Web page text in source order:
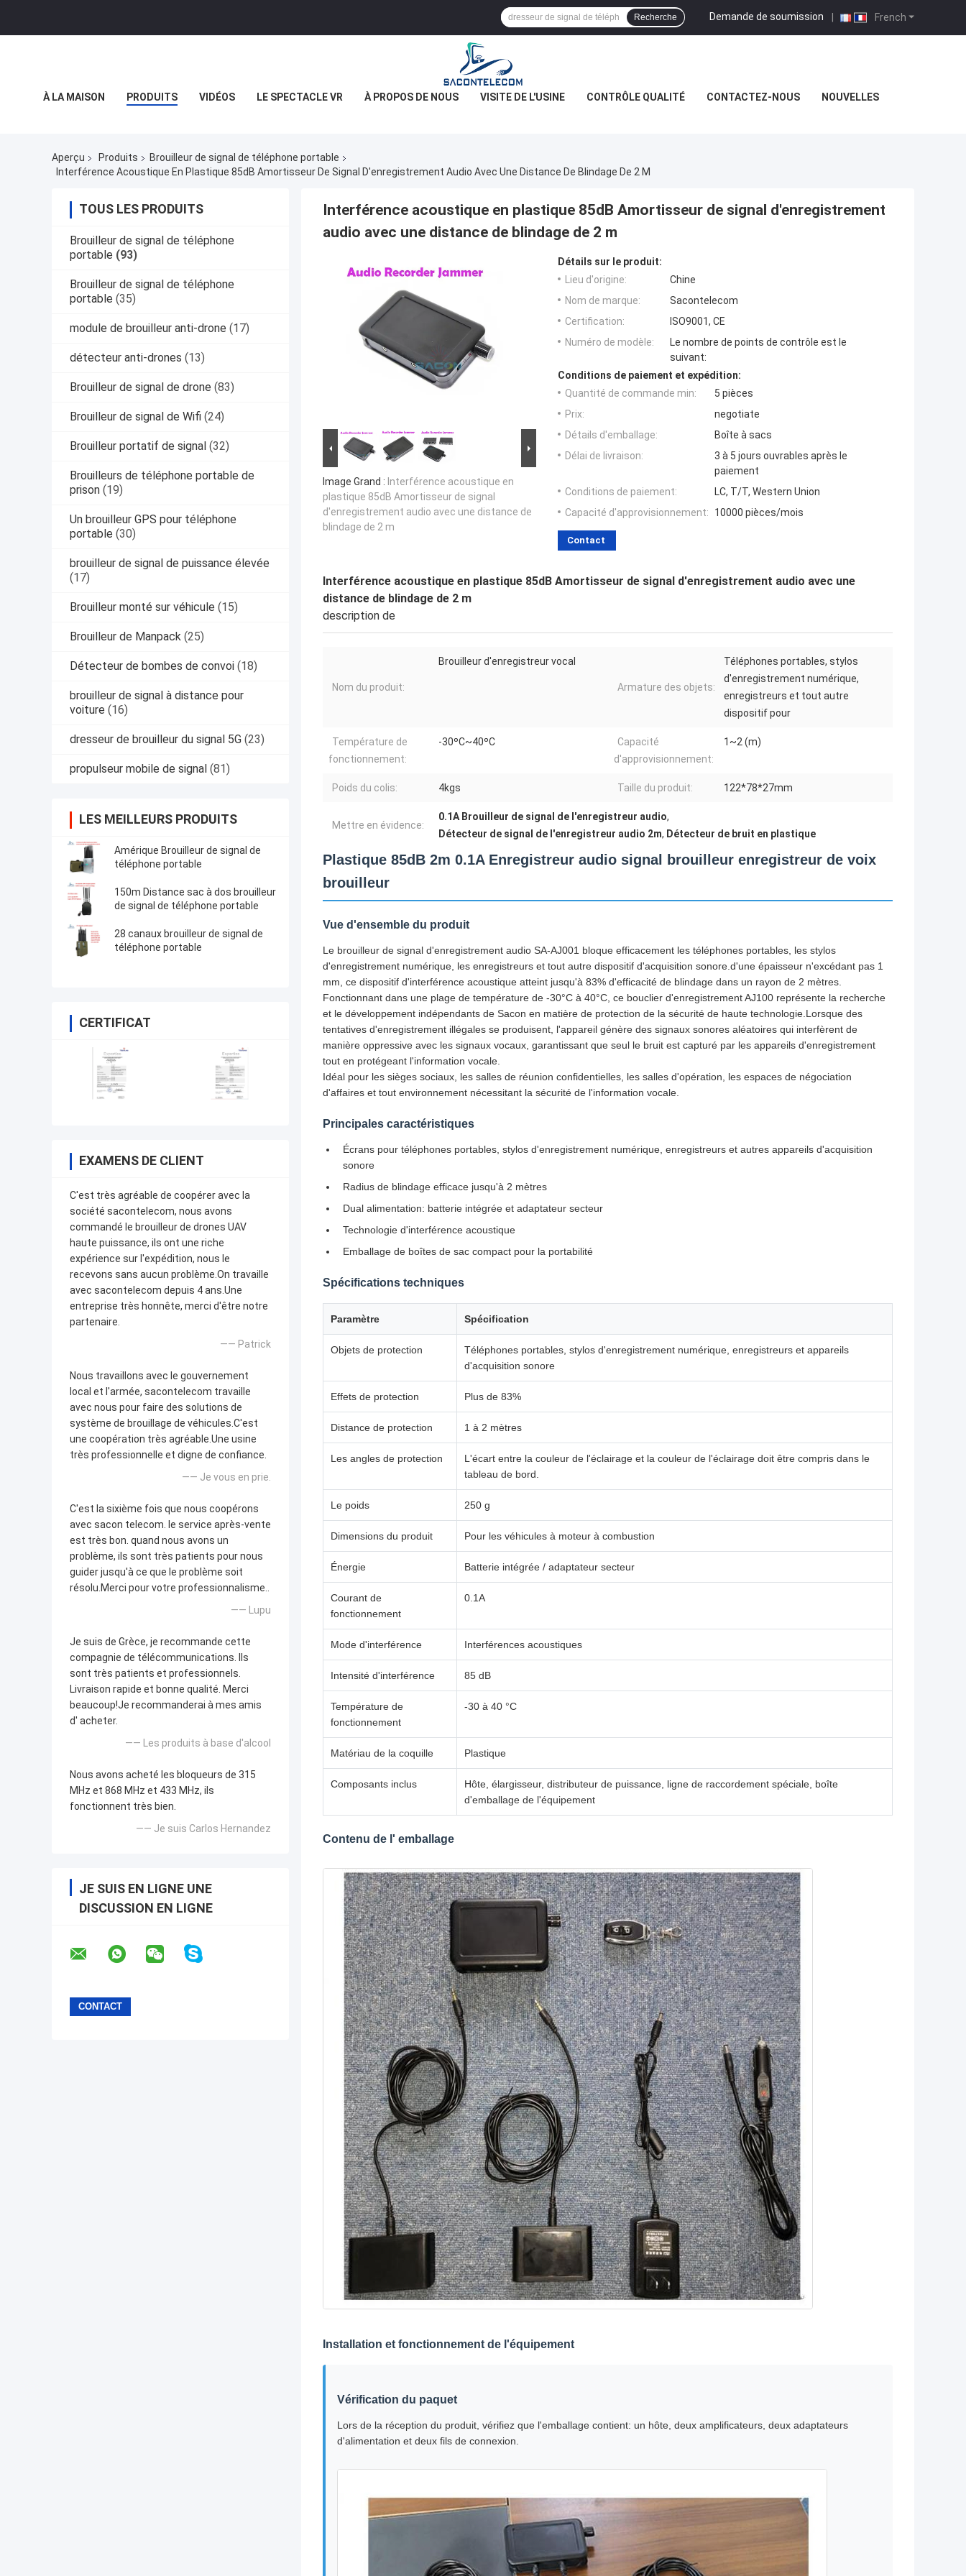
French
Demande de soumission |
Recherche
À LA MAISON PRODUITS VIDÉOS LE SPECTACLE VR À PROPOS DE NOUS VISITE DE L'USINE CONTRÔLE QUALITÉ CONTACTEZ-NOUS NOUVELLES
Aperçu Produits
Brouilleur de signal de téléphone portable
Interférence Acoustique En Plastique 85dB Amortisseur De Signal D'enregistrement Audio Avec Une Distance De Blindage De 2 M
TOUS LES PRODUITS
Brouilleur de signal de téléphone
portable (93)
Brouilleur de signal de téléphone
portable (35)
module de brouilleur anti-drone (17)
détecteur anti-drones (13)
Brouilleur de signal de drone (83)
Brouilleur de signal de Wifi (24)
Brouilleur portatif de signal (32)
Brouilleurs de téléphone portable de
prison (19)
Un brouilleur GPS pour téléphone
portable (30)
brouilleur de signal de puissance élevée
(17)
Brouilleur monté sur véhicule (15)
Brouilleur de Manpack (25)
Détecteur de bombes de convoi (18)
brouilleur de signal à distance pour
voiture (16)
dresseur de brouilleur du signal 5G (23)
propulseur mobile de signal (81)
LES MEILLEURS PRODUITS
Amérique Brouilleur de signal de
téléphone portable
150m Distance sac à dos brouilleur
de signal de téléphone portable
28 canaux brouilleur de signal de
téléphone portable
CERTIFICAT
EXAMENS DE CLIENT
C'est très agréable de coopérer avec la
société sacontelecom, nous avons
commandé le brouilleur de drones UAV
haute puissance, ils ont une riche
expérience sur l'expédition, nous le
recevons sans aucun problème.On travaille
avec sacontelecom depuis 4 ans.Une
entreprise très honnête, merci d'être notre
partenaire.
—— Patrick
Nous travaillons avec le gouvernement
local et l'armée, sacontelecom travaille
avec nous pour faire des solutions de
système de brouillage de véhicules.C'est
une coopération très agréable.Une usine
très professionnelle et digne de confiance.
—— Je vous en prie.
C'est la sixième fois que nous coopérons
avec sacon telecom. le service après-vente
est très bon. quand nous avons un
problème, ils sont très patients pour nous
guider jusqu'à ce que le problème soit
résolu.Merci pour votre professionnalisme..
—— Lupu
Je suis de Grèce, je recommande cette
compagnie de télécommunications. Ils
sont très patients et professionnels.
Livraison rapide et bonne qualité. Merci
beaucoup!Je recommanderai à mes amis
d' acheter.
—— Les produits à base d'alcool
Nous avons acheté les bloqueurs de 315
MHz et 868 MHz et 433 MHz, ils
fonctionnent très bien.
—— Je suis Carlos Hernandez
JE SUIS EN LIGNE UNE
DISCUSSION EN LIGNE
Interférence acoustique en plastique 85dB Amortisseur de signal d'enregistrement
audio avec une distance de blindage de 2 m
Image Grand : Interférence acoustique en
plastique 85dB Amortisseur de signal
d'enregistrement audio avec une distance de
blindage de 2 m
Détails sur le produit:
Lieu d'origine:
Chine
Nom de marque:
Sacontelecom
Certification:
ISO9001, CE
Numéro de modèle:
Le nombre de points de contrôle est le
suivant:
Conditions de paiement et expédition:
Quantité de commande min:
5 pièces
Prix:
negotiate
Détails d'emballage:
Boîte à sacs
Délai de livraison:
3 à 5 jours ouvrables après le
paiement
Conditions de paiement:
LC, T/T, Western Union
Capacité d'approvisionnement:
10000 pièces/mois
Contact
Interférence acoustique en plastique 85dB Amortisseur de signal d'enregistrement audio avec une
distance de blindage de 2 m
description de
Nom du produit:
Brouilleur d'enregistreur vocal
Armature des objets:
Téléphones portables, stylos
d'enregistrement numérique,
enregistreurs et tout autre
dispositif pour
Température de
fonctionnement:
-30ºC~40ºC
Capacité
d'approvisionnement:
1~2 (m)
Poids du colis: 4kgs Taille du produit: 122*78*27mm
Mettre en évidence:
0.1A Brouilleur de signal de l'enregistreur audio,
Détecteur de signal de l'enregistreur audio 2m, Détecteur de bruit en plastique
Plastique 85dB 2m 0.1A Enregistreur audio signal brouilleur enregistreur de voix
brouilleur
Vue d'ensemble du produit
Le brouilleur de signal d'enregistrement audio SA-AJ001 bloque efficacement les téléphones portables, les stylos
d'enregistrement numérique, les enregistreurs et tout autre dispositif d'acquisition sonore.d'une épaisseur n'excédant pas 1
mm, ce dispositif d'interférence acoustique atteint jusqu'à 83% d'efficacité de blindage dans un rayon de 2 mètres.
Fonctionnant dans une plage de température de -30°C à 40°C, ce bouclier d'enregistrement AJ100 représente la recherche
et le développement indépendants de Sacon en matière de protection de la sécurité de haute technologie.Lorsque des
tentatives d'enregistrement illégales se produisent, l'appareil génère des signaux sonores aléatoires qui interfèrent de
manière oppressive avec les signaux vocaux, garantissant que seul le bruit est capturé par les appareils d'enregistrement
tout en protégeant l'information vocale.
Idéal pour les sièges sociaux, les salles de réunion confidentielles, les salles d'opération, les espaces de négociation
d'affaires et tout environnement nécessitant la sécurité de l'information vocale.
Principales caractéristiques
Écrans pour téléphones portables, stylos d'enregistrement numérique, enregistreurs et autres appareils d'acquisition
sonore
Radius de blindage efficace jusqu'à 2 mètres
Dual alimentation: batterie intégrée et adaptateur secteur
Technologie d'interférence acoustique
Emballage de boîtes de sac compact pour la portabilité
Spécifications techniques
Paramètre Spécification
Objets de protection
Téléphones portables, stylos d'enregistrement numérique, enregistreurs et appareils
d'acquisition sonore
Effets de protection Plus de 83%
Distance de protection 1 à 2 mètres
Les angles de protection
L'écart entre la couleur de l'éclairage et la couleur de l'éclairage doit être compris dans le
tableau de bord.
Le poids 250 g
Dimensions du produit Pour les véhicules à moteur à combustion
Énergie Batterie intégrée / adaptateur secteur
Courant de
fonctionnement
0.1A
Mode d'interférence Interférences acoustiques
Intensité d'interférence 85 dB
Température de
fonctionnement
-30 à 40 °C
Matériau de la coquille Plastique
Composants inclus
Hôte, élargisseur, distributeur de puissance, ligne de raccordement spéciale, boîte
d'emballage de l'équipement
Contenu de l' emballage
Installation et fonctionnement de l'équipement
Vérification du paquet
Lors de la réception du produit, vérifiez que l'emballage contient: un hôte, deux amplificateurs, deux adaptateurs
d'alimentation et deux fils de connexion.